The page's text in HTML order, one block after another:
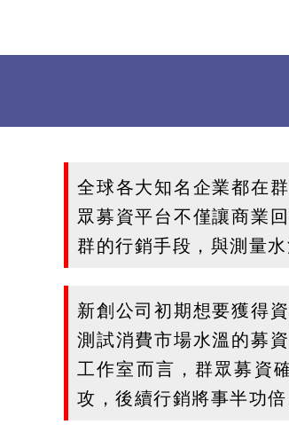
全球各大知名企業都在
眾募資平台不僅讓商業
群的行銷手段，與測量水
新創公司初期想要獲得
測試消費市場水溫的募
工作室而言，群眾募資
攻，後續行銷將事半功倍